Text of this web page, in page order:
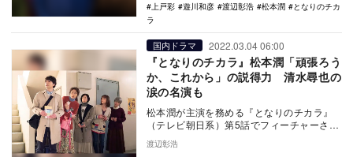
上戸彩
遊川和彦 渡辺彰浩 松本潤
となりのチカ
ラ
国内ドラマ 2022.03.04 06:00
『となりのチカラ』松本潤「頑張ろう
か、これから」の説得力 清水尋也の
涙の名演も
松本潤が主演を務める『となりのチカラ』
（テレビ朝日系）第5話でフィーチャーされ
るのは、上条知樹（清水尋也）。10年前に
世間を震撼…
渡辺彰浩